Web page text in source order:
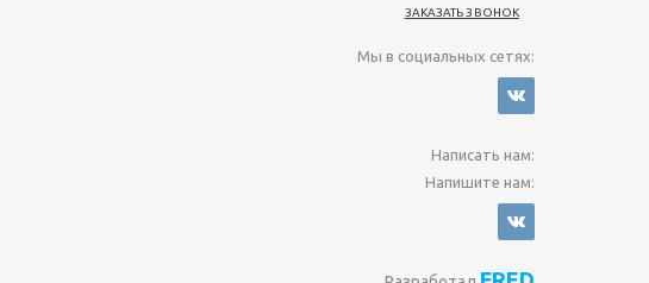
ЗАКАЗАТЬ ЗВОНОК
Мы в социальных сетях:
Написать нам:
Напишите нам: